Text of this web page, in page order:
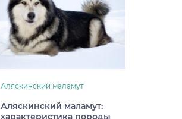
Аляскинский маламут
Аляскинский маламут:
характеристика породы